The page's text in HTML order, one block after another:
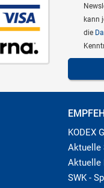
kann
die
KODEX
Aktuelle
Aktuelle
SWK -